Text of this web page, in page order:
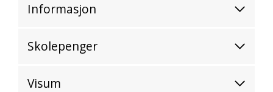
Informasjon
Skolepenger
Visum